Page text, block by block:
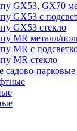
GX53, GX70
GX53 с
GX53 стекло
MR металл/
MR с
MR стекло
садово-парковые